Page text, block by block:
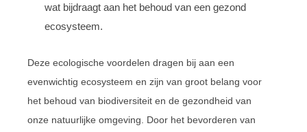
wat bijdraagt aan het behoud van een gezond
ecosysteem.
Deze ecologische voordelen dragen bij aan een
evenwichtig ecosysteem en zijn van groot belang voor
het behoud van biodiversiteit en de gezondheid van
onze natuurlijke omgeving. Door het bevorderen van